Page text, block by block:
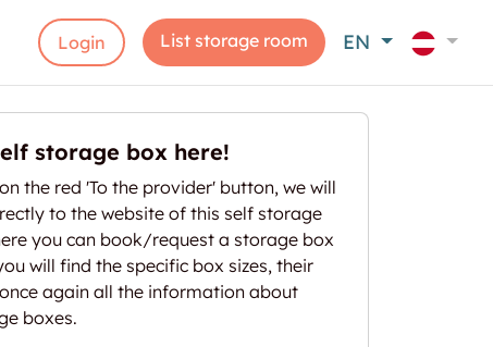
Login List storage room EN
storage box here!
the red 'To the provider' button, we will
to the website of this self storage
you can book/request a storage box
will find the specific box sizes, their
again all the information about
boxes.